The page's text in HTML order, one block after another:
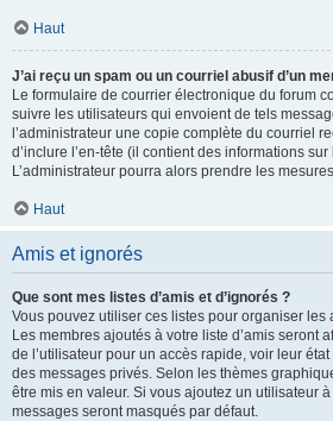
Haut
J’ai reçu un spam ou un courriel abusif d’un
Le formulaire de courrier électronique du forum
suivre les utilisateurs qui envoient de tels
l’administrateur une copie complète du courriel
d’inclure l’en-tête (il contient des informations
L’administrateur pourra alors prendre les
Haut
Amis et ignorés
Que sont mes listes d’amis et d’ignorés ?
Vous pouvez utiliser ces listes pour organiser les
Les membres ajoutés à votre liste d’amis seront
de l’utilisateur pour un accès rapide, voir leur
des messages privés. Selon les thèmes
être mis en valeur. Si vous ajoutez un utilisateur
messages seront masqués par défaut.